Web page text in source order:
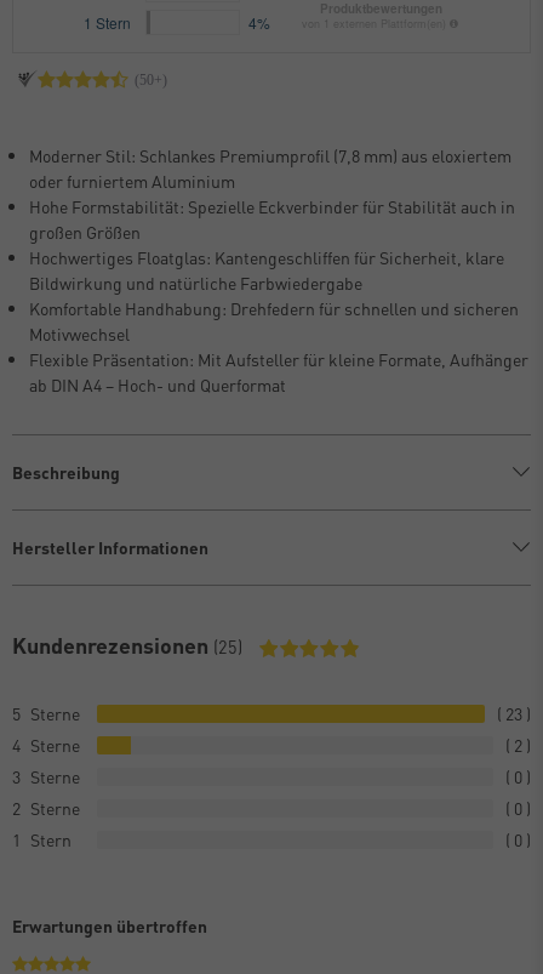
Moderner Stil: Schlankes Premiumprofil (7,8 mm) aus eloxiertem
oder furniertem Aluminium
Hohe Formstabilität: Spezielle Eckverbinder für Stabilität auch in
großen Größen
Hochwertiges Floatglas: Kantengeschliffen für Sicherheit, klare
Bildwirkung und natürliche Farbwiedergabe
Komfortable Handhabung: Drehfedern für schnellen und sicheren
Motivwechsel
Flexible Präsentation: Mit Aufsteller für kleine Formate, Aufhänger
ab DIN A4 – Hoch- und Querformat
Beschreibung
Hersteller Informationen
Kundenrezensionen (25)
5
23
4
2
3
0
2
0
1
0
Erwartungen übertroffen